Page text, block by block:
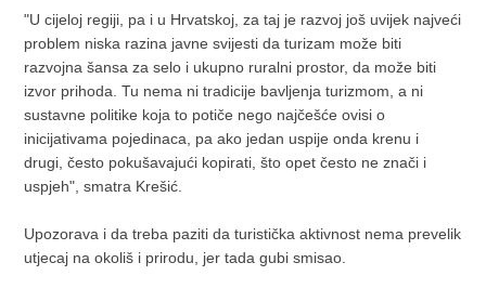
"U cijeloj regiji, pa i u Hrvatskoj, za taj je razvoj još uvijek najveći
problem niska razina javne svijesti da turizam može biti
razvojna šansa za selo i ukupno ruralni prostor, da može biti
izvor prihoda. Tu nema ni tradicije bavljenja turizmom, a ni
sustavne politike koja to potiče nego najčešće ovisi o
inicijativama pojedinaca, pa ako jedan uspije onda krenu i
drugi, često pokušavajući kopirati, što opet često ne znači i
uspjeh", smatra Krešić.
Upozorava i da treba paziti da turistička aktivnost nema prevelik
utjecaj na okoliš i prirodu, jer tada gubi smisao.